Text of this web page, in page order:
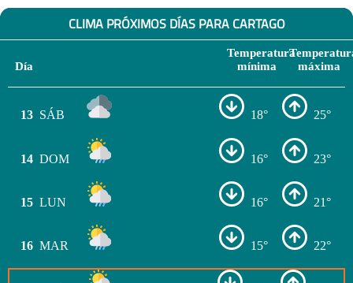
CLIMA PRÓXIMOS DÍAS PARA CARTAGO
Día
Temperatura
mínima
máxima
13 SÁB 18° 25°
14 DOM 16° 23°
15 LUN 16° 21°
16 MAR 15° 22°